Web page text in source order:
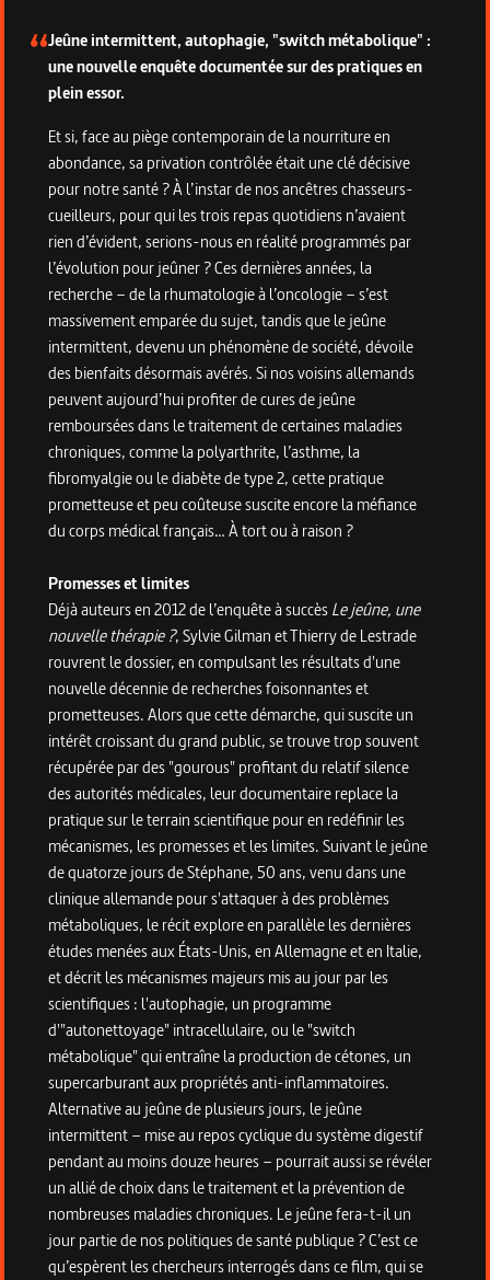
Jeûne intermittent, autophagie, "switch métabolique" :
une nouvelle enquête documentée sur des pratiques en
plein essor.
Et si, face au piège contemporain de la nourriture en
abondance, sa privation contrôlée était une clé décisive
pour notre santé ? À l’instar de nos ancêtres chasseurs-
cueilleurs, pour qui les trois repas quotidiens n’avaient
rien d’évident, serions-nous en réalité programmés par
l’évolution pour jeûner ? Ces dernières années, la
recherche – de la rhumatologie à l’oncologie – s’est
massivement emparée du sujet, tandis que le jeûne
intermittent, devenu un phénomène de société, dévoile
des bienfaits désormais avérés. Si nos voisins allemands
peuvent aujourd’hui profiter de cures de jeûne
remboursées dans le traitement de certaines maladies
chroniques, comme la polyarthrite, l’asthme, la
fibromyalgie ou le diabète de type 2, cette pratique
prometteuse et peu coûteuse suscite encore la méfiance
du corps médical français… À tort ou à raison ?
Promesses et limites
Déjà auteurs en 2012 de l’enquête à succèsLe jeûne, une
nouvelle thérapie ?, Sylvie Gilman et Thierry de Lestrade
rouvrent le dossier, en compulsant les résultats d'une
nouvelle décennie de recherches foisonnantes et
prometteuses. Alors que cette démarche, qui suscite un
intérêt croissant du grand public, se trouve trop souvent
récupérée par des "gourous" profitant du relatif silence
des autorités médicales, leur documentaire replace la
pratique sur le terrain scientifique pour en redéfinir les
mécanismes, les promesses et les limites. Suivant le jeûne
de quatorze jours de Stéphane, 50 ans, venu dans une
clinique allemande pour s'attaquer à des problèmes
métaboliques, le récit explore en parallèle les dernières
études menées aux États-Unis, en Allemagne et en Italie,
et décrit les mécanismes majeurs mis au jour par les
scientifiques : l'autophagie, un programme
d'"autonettoyage" intracellulaire, ou le "switch
métabolique" qui entraîne la production de cétones, un
supercarburant aux propriétés anti-inflammatoires.
Alternative au jeûne de plusieurs jours, le jeûne
intermittent – mise au repos cyclique du système digestif
pendant au moins douze heures – pourrait aussi se révéler
un allié de choix dans le traitement et la prévention de
nombreuses maladies chroniques. Le jeûne fera-t-il un
jour partie de nos politiques de santé publique ? C’est ce
qu’espèrent les chercheurs interrogés dans ce film, qui se